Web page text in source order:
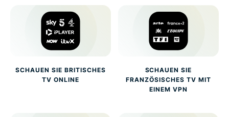
SCHAUEN SIE BRITISCHES
TV ONLINE
SCHAUEN SIE
FRANZÖSISCHES TV MIT
EINEM VPN